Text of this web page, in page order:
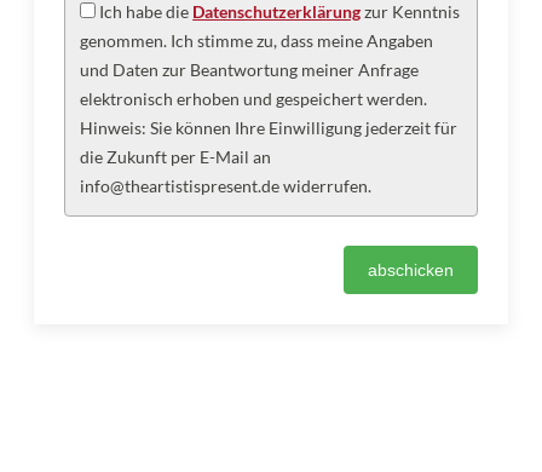
Ich habe die Datenschutzerklärungzur Kenntnis
genommen. Ich stimme zu, dass meine Angaben
und Daten zur Beantwortung meiner Anfrage
elektronisch erhoben und gespeichert werden.
Hinweis: Sie können Ihre Einwilligung jederzeit für
die Zukunft per E-Mail an
info@theartistispresent.de widerrufen.